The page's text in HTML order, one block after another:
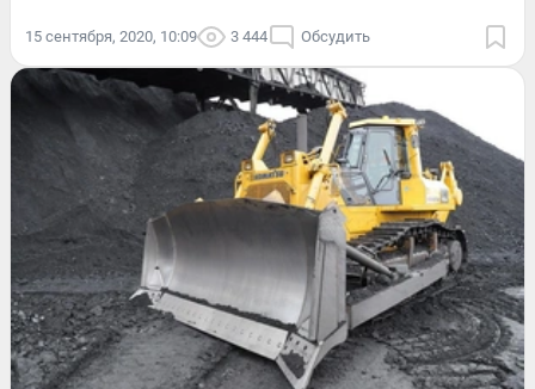
15 сентября, 2020, 10:09 3 444 Обсудить